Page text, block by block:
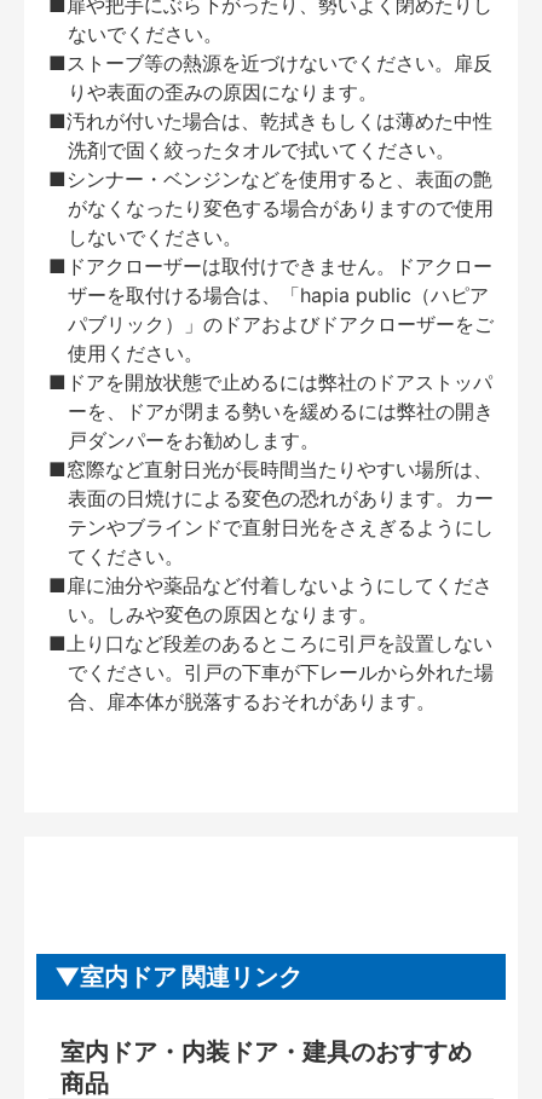
■扉や把手にぶら下がったり、勢いよく閉めたりし
ないでください。
■ストーブ等の熱源を近づけないでください。扉反
りや表面の歪みの原因になります。
■汚れが付いた場合は、乾拭きもしくは薄めた中性
洗剤で固く絞ったタオルで拭いてください。
■シンナー・ベンジンなどを使用すると、表面の艶
がなくなったり変色する場合がありますので使用
しないでください。
■ドアクローザーは取付けできません。ドアクロー
ザーを取付ける場合は、「hapia public（ハピア
パブリック）」のドアおよびドアクローザーをご
使用ください。
■ドアを開放状態で止めるには弊社のドアストッパ
ーを、ドアが閉まる勢いを緩めるには弊社の開き
戸ダンパーをお勧めします。
■窓際など直射日光が長時間当たりやすい場所は、
表面の日焼けによる変色の恐れがあります。カー
テンやブラインドで直射日光をさえぎるようにし
てください。
■扉に油分や薬品など付着しないようにしてくださ
い。しみや変色の原因となります。
■上り口など段差のあるところに引戸を設置しない
でください。引戸の下車が下レールから外れた場
合、扉本体が脱落するおそれがあります。
室内ドア 関連リンク
室内ドア・内装ドア・建具のおすすめ
商品